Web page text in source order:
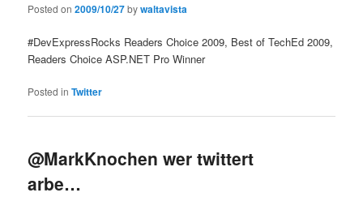
Posted on2009/10/27bywaltavista
#DevExpressRocks Readers Choice 2009, Best of TechEd 2009,
Readers Choice ASP.NET Pro Winner
Posted in Twitter
@MarkKnochen wer twittert
arbe…